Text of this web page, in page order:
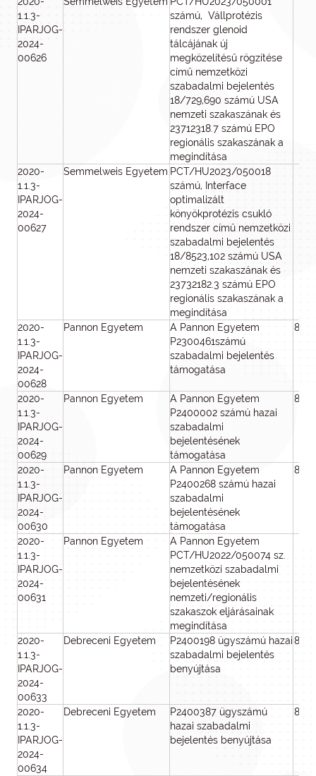
1.1.3-
IPARJOG-
2024-
00626
számú, Vállprotézis
rendszer glenoid
tálcájának új
megközelítésű rögzítése
című nemzetközi
szabadalmi bejelentés
18/729,690 számú USA
nemzeti szakaszának és
23712318.7 számú EPO
regionális szakaszának a
megindítása
2020-
1.1.3-
IPARJOG-
2024-
00627
Semmelweis Egyetem PCT/HU2023/050018
számú, Interface
optimalizált
könyökprotézis csukló
rendszer című nemzetközi
szabadalmi bejelentés
18/8523,102 számú USA
nemzeti szakaszának és
23732182.3 számú EPO
regionális szakaszának a
megindítása
2020-
1.1.3-
IPARJOG-
2024-
00628
Pannon Egyetem
A Pannon Egyetem
P2300461számú
szabadalmi bejelentés
támogatása
800
2020-
1.1.3-
IPARJOG-
2024-
00629
Pannon Egyetem
A Pannon Egyetem
P2400002 számú hazai
szabadalmi
bejelentésének
támogatása
800
2020-
1.1.3-
IPARJOG-
2024-
00630
Pannon Egyetem
A Pannon Egyetem
P2400268 számú hazai
szabadalmi
bejelentésének
támogatása
800
2020-
1.1.3-
IPARJOG-
2024-
00631
Pannon Egyetem
A Pannon Egyetem
PCT/HU2022/050074 sz.
nemzetközi szabadalmi
bejelentésének
nemzeti/regionális
szakaszok eljárásainak
megindítása
2020-
1.1.3-
IPARJOG-
2024-
00633
Debreceni Egyetem
P2400198 ügyszámú hazai
szabadalmi bejelentés
benyújtása
800
2020-
1.1.3-
IPARJOG-
2024-
00634
Debreceni Egyetem
P2400387 ügyszámú
hazai szabadalmi
bejelentés benyújtása
800